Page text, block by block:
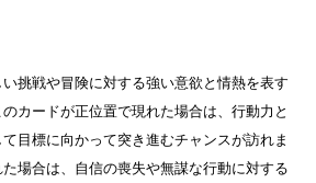
挑戦や冒険に対する強い意欲と情熱を表す
カードが正位置で現れた場合は、行動力と
目標に向かって突き進むチャンスが訪れま
場合は、自信の喪失や無謀な行動に対する